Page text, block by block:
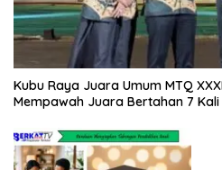
Kubu Raya Juara Umum MTQ
Mempawah Juara Bertahan 7 Kali